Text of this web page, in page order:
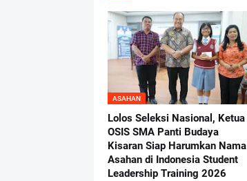
ASAHAN
Lolos Seleksi Nasional, Ketua
OSIS SMA Panti Budaya
Kisaran Siap Harumkan Nama
Asahan di Indonesia Student
Leadership Training 2026